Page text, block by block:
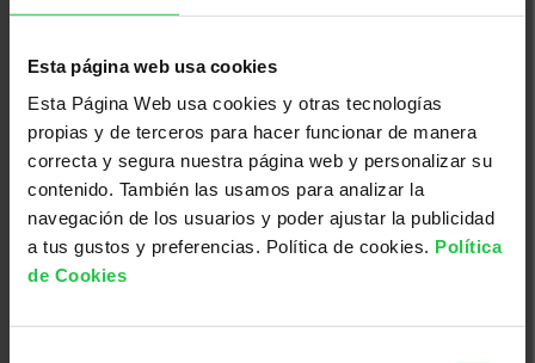
Esta página web usa cookies
Esta Página Web usa cookies y otras tecnologías
propias y de terceros para hacer funcionar de manera
correcta y segura nuestra página web y personalizar su
contenido. También las usamos para analizar la
navegación de los usuarios y poder ajustar la publicidad
a tus gustos y preferencias. Política de cookies. Política
de Cookies
06/10/2026
Rutas saludables - EIBAR